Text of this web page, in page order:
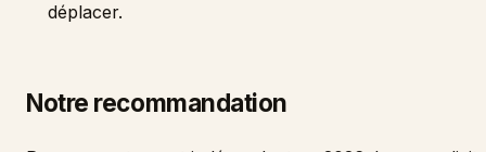
déplacer.
Notre recommandation